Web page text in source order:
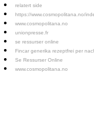
relatert side
https://www.cosmopolitana.no/
www.cosmopolitana.no
unionpresse.fr
se ressurser online
Fincar generika rezeptfrei per
Se Ressurser Online
www.cosmopolitana.no